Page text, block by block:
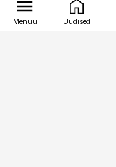
Menüü Uudised